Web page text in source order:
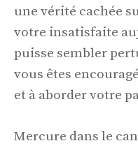
une vérité cachée
votre insatisfaite
puisse sembler
vous êtes
et à aborder votre
Mercure dans le